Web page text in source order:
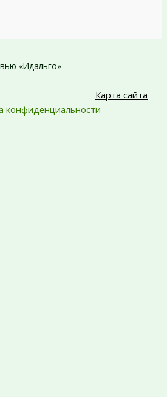
«Идальго»
Карта сайта
конфиденциальности